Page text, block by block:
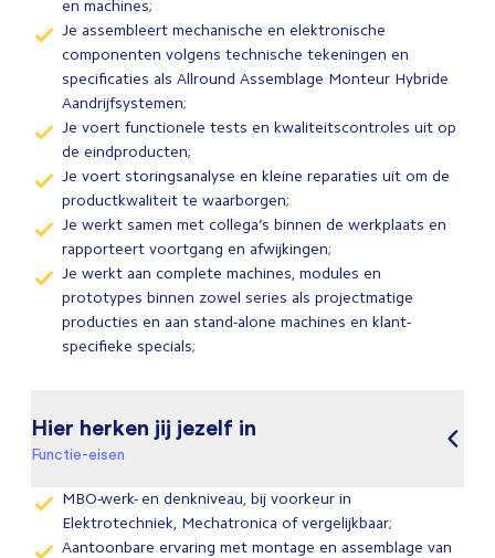
en machines;
Je assembleert mechanische en elektronische
componenten volgens technische tekeningen en
specificaties als Allround Assemblage Monteur Hybride
Aandrijfsystemen;
Je voert functionele tests en kwaliteitscontroles uit op
de eindproducten;
Je voert storingsanalyse en kleine reparaties uit om de
productkwaliteit te waarborgen;
Je werkt samen met collega’s binnen de werkplaats en
rapporteert voortgang en afwijkingen;
Je werkt aan complete machines, modules en
prototypes binnen zowel series als projectmatige
producties en aan stand-alone machines en klant-
specifieke specials;
Hier herken jij jezelf in
Functie-eisen
MBO-werk- en denkniveau, bij voorkeur in
Elektrotechniek, Mechatronica of vergelijkbaar;
Aantoonbare ervaring met montage en assemblage van